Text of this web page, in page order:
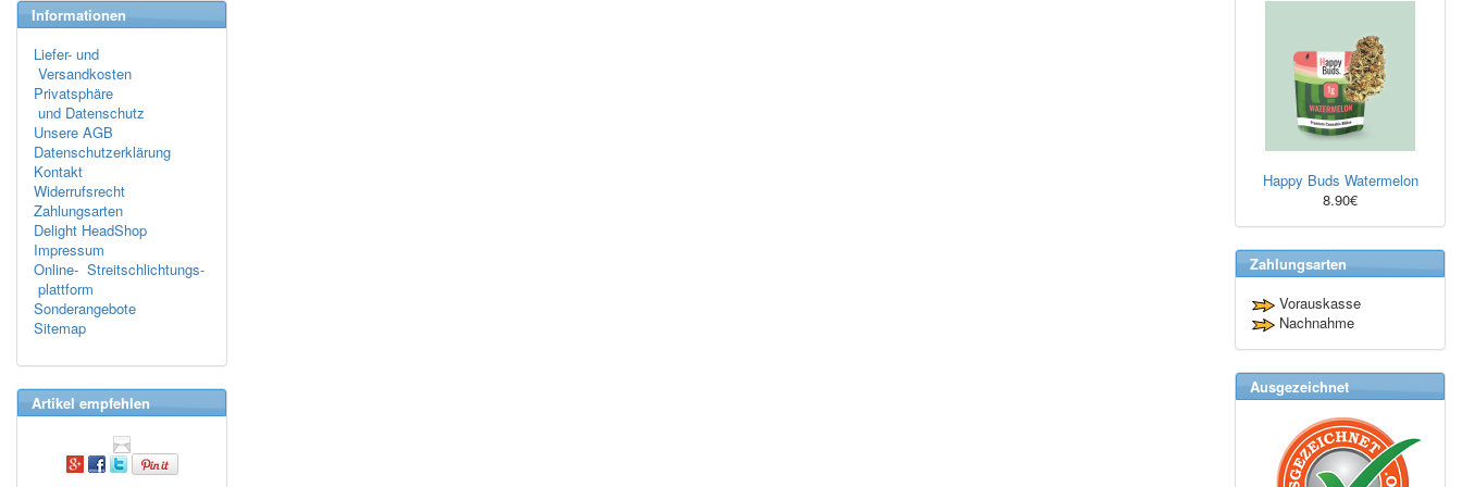
Informationen
Liefer- und
Versandkosten
Privatsphäre
und Datenschutz
Unsere AGB
Datenschutzerklärung
Kontakt
Widerrufsrecht
Zahlungsarten
Delight HeadShop
Impressum
Online- Streitschlichtungs-
plattform
Sonderangebote
Sitemap
Artikel empfehlen
Happy Buds Watermelon
8.90€
Zahlungsarten
Vorauskasse
Nachnahme
Ausgezeichnet